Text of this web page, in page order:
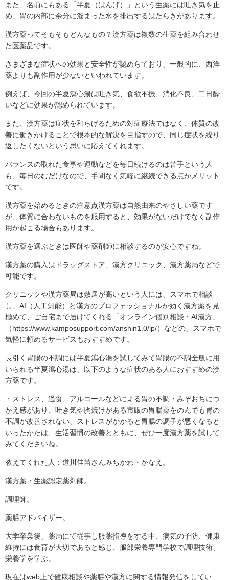
また、名前にもある「半夏（はんげ）」という生薬には吐き気を止
め、胃の内部に余分に溜まった水を排出するはたらきがあります。
漢方薬ってそもそもどんなもの？漢方薬は複数の生薬を組み合わせ
た医薬品です。
さまざまな症状への効果と安全性が認めらており、一般的に、西洋
薬よりも副作用が少ないといわれています。
例えば、今回の半夏瀉心湯は吐き気、食欲不振、消化不良、二日酔
いなどに効果が認められています。
また、漢方薬は症状を和らげるための対症療法ではなく、体質の改
善に働きかけることで根本的な解決を目指すので、同じ症状を繰り
返したくないという思いに応えてくれます。
バランスの取れた食事や運動などを毎日続けるのは苦手という人
も、毎日のむだけなので、手間なく気軽に継続できる点がメリット
です。
漢方薬を始めるときの注意点漢方薬は自然由来のやさしい薬です
が、体質に合わないものを服用すると、効果がないだけでなく副作
用が起こる場合もあります。
漢方薬を選ぶときは医師や薬剤師に相談するのが安心ですね。
漢方薬の購入はドラッグストア、漢方クリニック、漢方薬局などで
可能です。
クリニックや漢方薬局は敷居が高いという人には、スマホで相談
し、AI（人工知能）と漢方のプロフェッショナルが効く漢方薬を見
極めて、ご自宅まで届けてくれる「オンライン個別相談・AI漢方」
（https://www.kamposupport.com/anshin1.0/lp/）などの、スマホで
気軽に頼めるサービスもおすすめです。
長引く胃腸の不調には半夏瀉心湯を試してみて胃腸の不調全般に用
いられる半夏瀉心湯は、以下のような症状のある人におすすめの漢
方薬です。
・ストレス、過食、アルコールなどによる胃の不調・みぞおちにつ
かえ感があり、吐き気や胸焼けがある市販の胃腸薬をのんでも胃の
不調が改善されない、ストレスがかかると胃腸の調子が悪くなると
いったかたは、生活習慣の改善とともに、ぜひ一度漢方薬を試して
みてくださいね。
教えてくれた人：道川佳苗さんみちかわ・かなえ。
漢方薬・生薬認定薬剤師。
調理師。
薬膳アドバイザー。
大学卒業後、薬局にて従事し服薬指導をする中、病気の予防、健康
維持には食育が大切であると感じ、服部栄養専門学校で調理技術、
栄養学を学ぶ。
現在はweb上で健康相談や薬膳や漢方に関する情報発信をしてい